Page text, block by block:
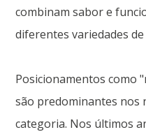
combinam sabor e
diferentes variedades
Posicionamentos como
são predominantes nos
categoria. Nos últimos